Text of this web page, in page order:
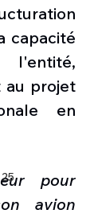
capacité
l'entité,
au projet
en
pour
avion